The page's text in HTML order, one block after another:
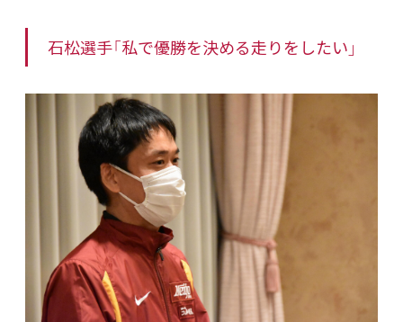
石松選手「私で優勝を決める走りをしたい」